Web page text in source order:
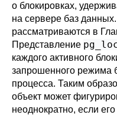
о блокировках,
на сервере баз
рассматриваются в
Представление
каждого активного
запрошенного режима
процесса. Таким
объект может
неоднократно, если